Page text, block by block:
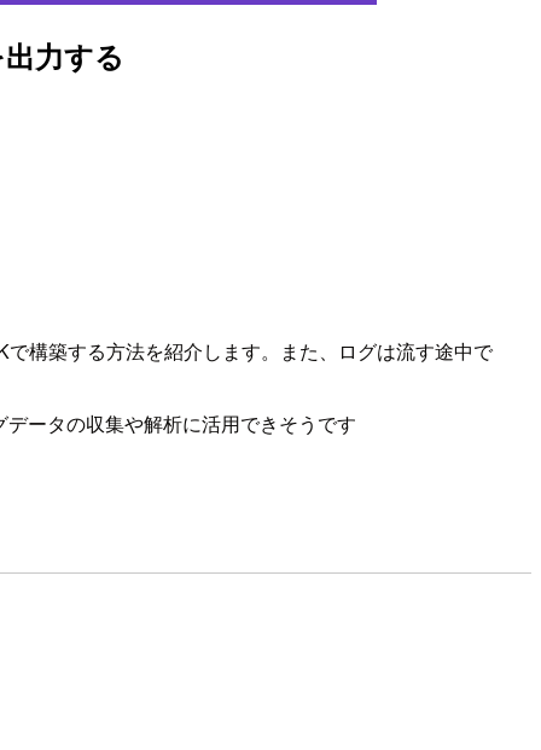
力する
構築する方法を紹介します。また、ログは流す途中で
ータの収集や解析に活用できそうです